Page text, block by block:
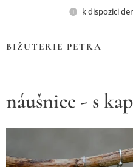
k dispozici
BIŽUTERIE PETRA
náušnice - s